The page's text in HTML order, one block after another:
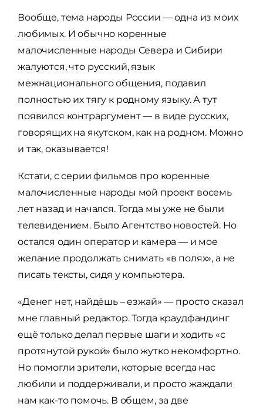
Вообще, тема народы России — одна из моих
любимых. И обычно коренные
малочисленные народы Севера и Сибири
жалуются, что русский, язык
межнационального общения, подавил
полностью их тягу к родному языку. А тут
появился контраргумент — в виде русских,
говорящих на якутском, как на родном. Можно
и так, оказывается!
Кстати, с серии фильмов про коренные
малочисленные народы мой проект восемь
лет назад и начался. Тогда мы уже не были
телевидением. Было Агентство новостей. Но
остался один оператор и камера — и мое
желание продолжать снимать «в полях», а не
писать тексты, сидя у компьютера.
«Денег нет, найдёшь – езжай» — просто сказал
мне главный редактор. Тогда краудфандинг
ещё только делал первые шаги и ходить «с
протянутой рукой» было жутко некомфортно.
Но помогли зрители, которые всегда нас
любили и поддерживали, и просто жаждали
нам как-то помочь. В общем, за две